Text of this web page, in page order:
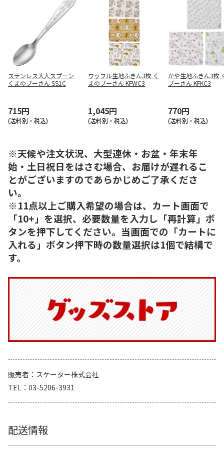
ステンレス大人スプーン
くまのプーさん SS1C
715円
(送料別・税込)
ワッフル生地ふきん3枚 く
まのプーさん KFWC3
1,045円
(送料別・税込)
かや生地ふきん3枚
プーさん KFKC3
770円
(送料別・税込)
※天候や注文状況、大型連休・お盆・年末年
始・土日祝日をはさむ場合、お届けが遅れるこ
とがございますのであらかじめご了承くださ
い。
※11点以上ご購入希望の場合は、カート画面で
「10+」を選択、必要数量を入力し「再計算」ボ
タンを押下してください。当画面での「カートに
入れる」ボタン押下時の数量選択は1個で結構で
す。
販売者
スケーター株式会社
TEL
03-5206-3931
配送情報